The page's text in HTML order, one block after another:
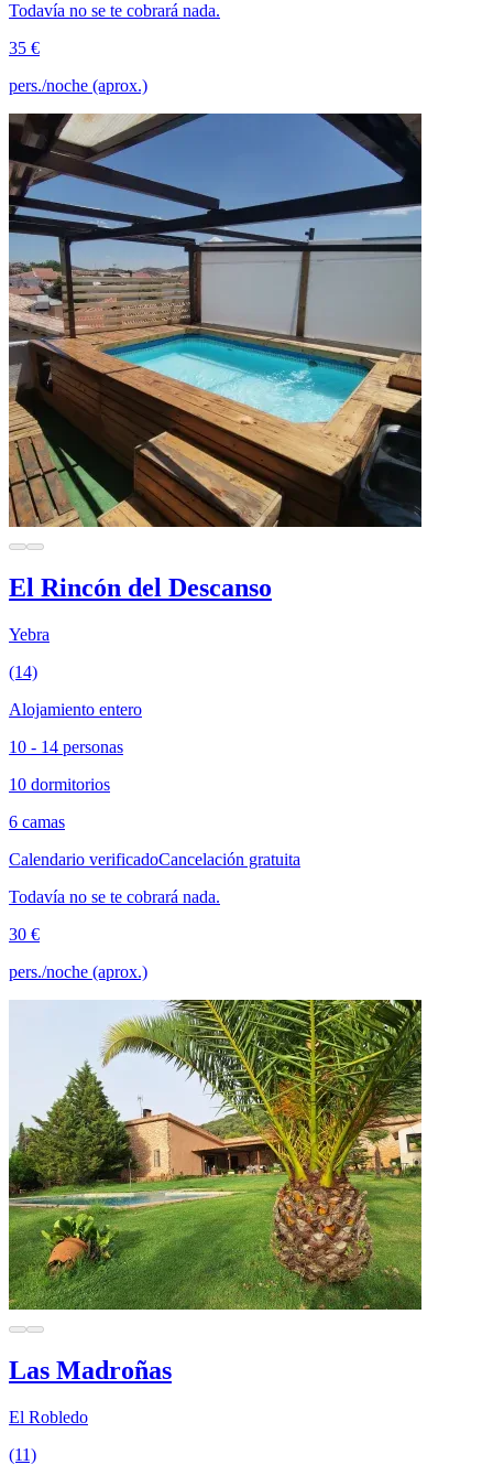
Todavía no se te cobrará nada.
35 €
pers./noche (aprox.)
El Rincón del Descanso
Yebra
(14)
Alojamiento entero
10 - 14 personas
10 dormitorios
6 camas
Calendario verificadoCancelación gratuita
Todavía no se te cobrará nada.
30 €
pers./noche (aprox.)
Las Madroñas
El Robledo
(11)